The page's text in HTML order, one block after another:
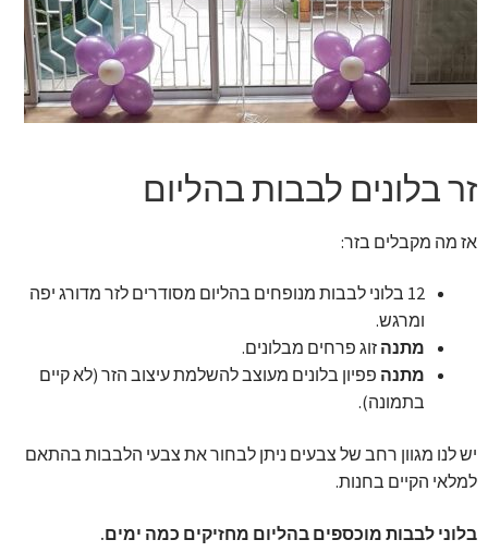
בלונים בראשון לציון
תשלום
מחירון משלוחי בלונים
קטלוג מוצרים
זר בלונים לבבות בהליום
אז מה מקבלים בזר:
12 בלוני לבבות מנופחים בהליום מסודרים לזר מדורג יפה
ומרגש.
מתנה זוג פרחים מבלונים.
מתנה פפיון בלונים מעוצב להשלמת עיצוב הזר (לא קיים
בתמונה).
יש לנו מגוון רחב של צבעים ניתן לבחור את צבעי הלבבות בהתאם
למלאי הקיים בחנות.
בלוני לבבות מוכספים בהליום מחזיקים כמה ימים.